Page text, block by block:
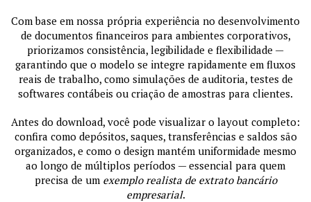
Com base em nossa própria experiência no desenvolvimento
de documentos financeiros para ambientes corporativos,
priorizamos consistência, legibilidade e flexibilidade —
garantindo que o modelo se integre rapidamente em fluxos
reais de trabalho, como simulações de auditoria, testes de
softwares contábeis ou criação de amostras para clientes.
Antes do download, você pode visualizar o layout completo:
confira como depósitos, saques, transferências e saldos são
organizados, e como o design mantém uniformidade mesmo
ao longo de múltiplos períodos — essencial para quem
precisa de um exemplo realista de extrato bancário
empresarial.